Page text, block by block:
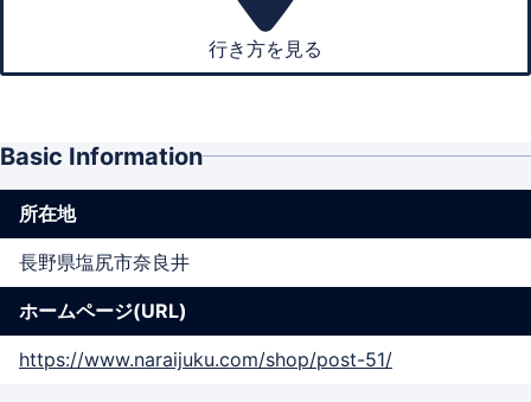
行き方を見る
Basic Information
所在地
長野県塩尻市奈良井
ホームページ(URL)
https://www.naraijuku.com/shop/post-51/